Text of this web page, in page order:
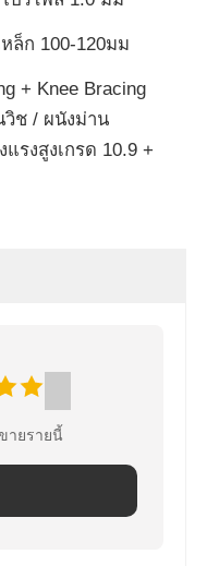
ล็ก 100-120มม
+ Knee Bracing
วิช / ผนังม่าน
รงสูงเกรด 10.9 +
ายรายนี้